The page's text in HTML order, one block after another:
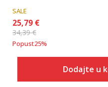
SALE
25,79 €
34,39€
Popust25%
Dodajte u